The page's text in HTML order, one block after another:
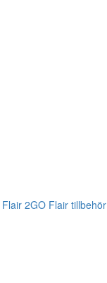
Flair 2GO Flair tillbehör